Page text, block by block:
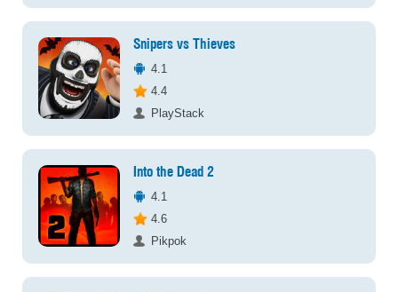
Snipers vs Thieves
4.1
4.4
PlayStack
Into the Dead 2
4.1
4.6
Pikpok